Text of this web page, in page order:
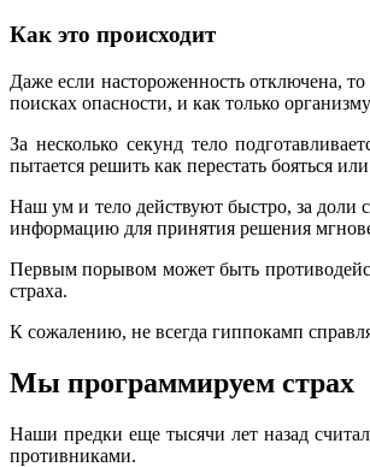
Как это происходит
Даже если настороженность отключена,
поисках опасности, и как только
За несколько секунд тело
пытается решить как перестать бояться
Наш ум и тело действуют быстро, за доли
информацию для принятия решения
Первым порывом может быть
страха.
К сожалению, не всегда гиппокамп
Мы программируем страх
Наши предки еще тысячи лет назад
противниками.